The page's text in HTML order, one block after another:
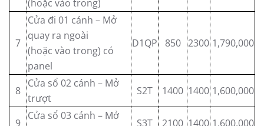
(hoặc vào trong)
7
Cửa đi 01 cánh – Mở
quay ra ngoài
(hoặc vào trong) có
panel
D1QP 850 2300 1,790,000
8
Cửa sổ 02 cánh – Mở
trượt
S2T 1400 1400 1,600,000
9
Cửa sổ 03 cánh – Mở
S3T 2100 1400 1,600,000